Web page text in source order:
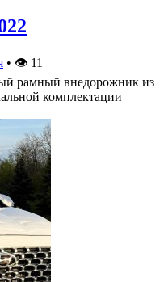
• 👁 11
рамный внедорожник из
комплектации